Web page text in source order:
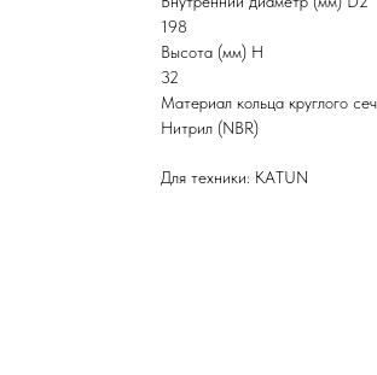
198
Высота (мм) H
32
Материал кольца круглого
Нитрил (NBR)
Для техники: KATUN